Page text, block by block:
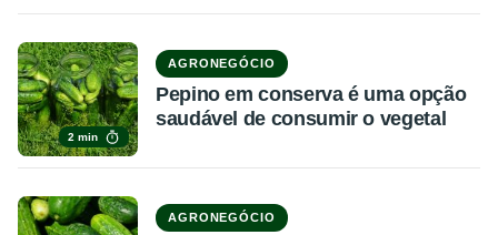
2 min
AGRONEGÓCIO
Pepino em conserva é uma opção
saudável de consumir o vegetal
AGRONEGÓCIO